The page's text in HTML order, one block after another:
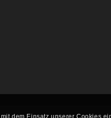
dem Einsatz unserer Cookies